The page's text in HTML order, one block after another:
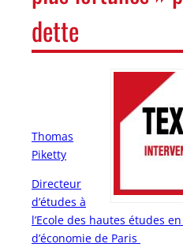
dette
Thomas
Piketty
Directeur
d’études à
l’Ecole des hautes études
d’économie de Paris